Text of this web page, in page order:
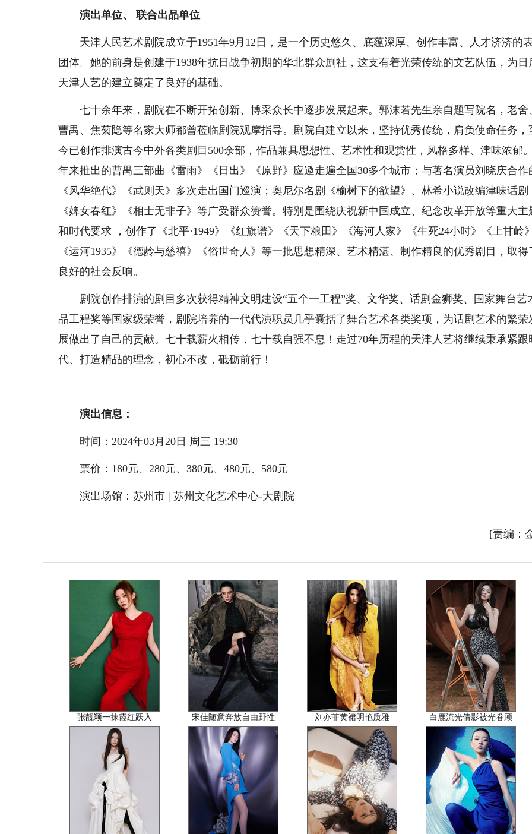
演出单位、 联合出品单位
天津人民艺术剧院成立于1951年9月12日，是一个历史悠久、底蕴深厚、创作丰富、人才济济的
团体。她的前身是创建于1938年抗日战争初期的华北群众剧社，这支有着光荣传统的文艺队伍，为日
天津人艺的建立奠定了良好的基础。
七十余年来，剧院在不断开拓创新、博采众长中逐步发展起来。郭沫若先生亲自题写院名，老舍
曹禺、焦菊隐等名家大师都曾莅临剧院观摩指导。剧院自建立以来，坚持优秀传统，肩负使命任务，
今已创作排演古今中外各类剧目500余部，作品兼具思想性、艺术性和观赏性，风格多样、津味浓郁
年来推出的曹禺三部曲《雷雨》《日出》《原野》应邀走遍全国30多个城市；与著名演员刘晓庆合作
《风华绝代》《武则天》多次走出国门巡演；奥尼尔名剧《榆树下的欲望》、林希小说改编津味话剧
《婢女春红》《相士无非子》等广受群众赞誉。特别是围绕庆祝新中国成立、纪念改革开放等重大主
和时代要求 ，创作了《北平·1949》《红旗谱》《天下粮田》《海河人家》《生死24小时》《上甘岭》
《运河1935》《德龄与慈禧》《俗世奇人》等一批思想精深、艺术精湛、制作精良的优秀剧目，取得
良好的社会反响。
剧院创作排演的剧目多次获得精神文明建设“五个一工程”奖、文华奖、话剧金狮奖、国家舞台艺
品工程奖等国家级荣誉，剧院培养的一代代演职员几乎囊括了舞台艺术各类奖项，为话剧艺术的繁荣
展做出了自己的贡献。七十载薪火相传，七十载自强不息！走过70年历程的天津人艺将继续秉承紧跟
代、打造精品的理念，初心不改，砥砺前行！
演出信息：
时间：2024年03月20日 周三 19:30
票价：180元、280元、380元、480元、580元
演出场馆：苏州市 | 苏州文化艺术中心-大剧院
[责编：
张靓颖一抹霞红跃入 宋佳随意奔放自由野性 刘亦菲黄裙明艳质雅 白鹿流光倩影被光眷顾